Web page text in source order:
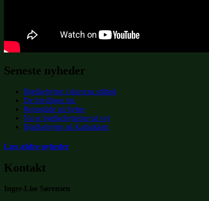
Seneste nyheder
Bjælkehytter i skovens stilhed
De frivilliges tur.
Rejsegilde på hytter
Nu er bjælkehytterne på vej
Bjælkehytter på Katbakken
Læs ældre nyheder
Kontakt
Inger-Lise Sørensen